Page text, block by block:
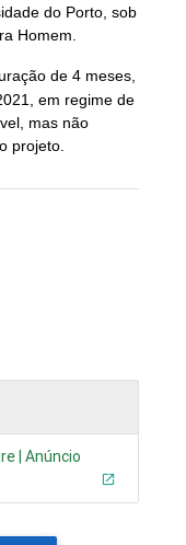
do Porto, sob
Homem.
de 4 meses,
em regime de
mas não
projeto.
| Anúncio